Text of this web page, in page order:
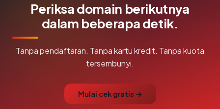
Periksa domain berikutnya
dalam beberapa detik.
Tanpa pendaftaran. Tanpa kartu kredit. Tanpa kuota
tersembunyi.
Mulai cek gratis →